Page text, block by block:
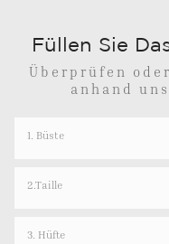
Füllen Sie
Überprüfen
anhand
1. Büste
2.Taille
3. Hüfte